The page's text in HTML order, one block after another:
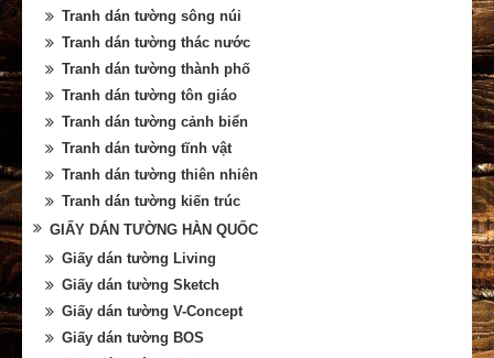
Tranh dán tường sông núi
Tranh dán tường thác nước
Tranh dán tường thành phố
Tranh dán tường tôn giáo
Tranh dán tường cảnh biển
Tranh dán tường tĩnh vật
Tranh dán tường thiên nhiên
Tranh dán tường kiến trúc
GIẤY DÁN TƯỜNG HÀN QUỐC
Giấy dán tường Living
Giấy dán tường Sketch
Giấy dán tường V-Concept
Giấy dán tường BOS